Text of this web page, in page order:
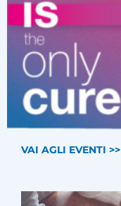
VAI AGLI EVENTI >>